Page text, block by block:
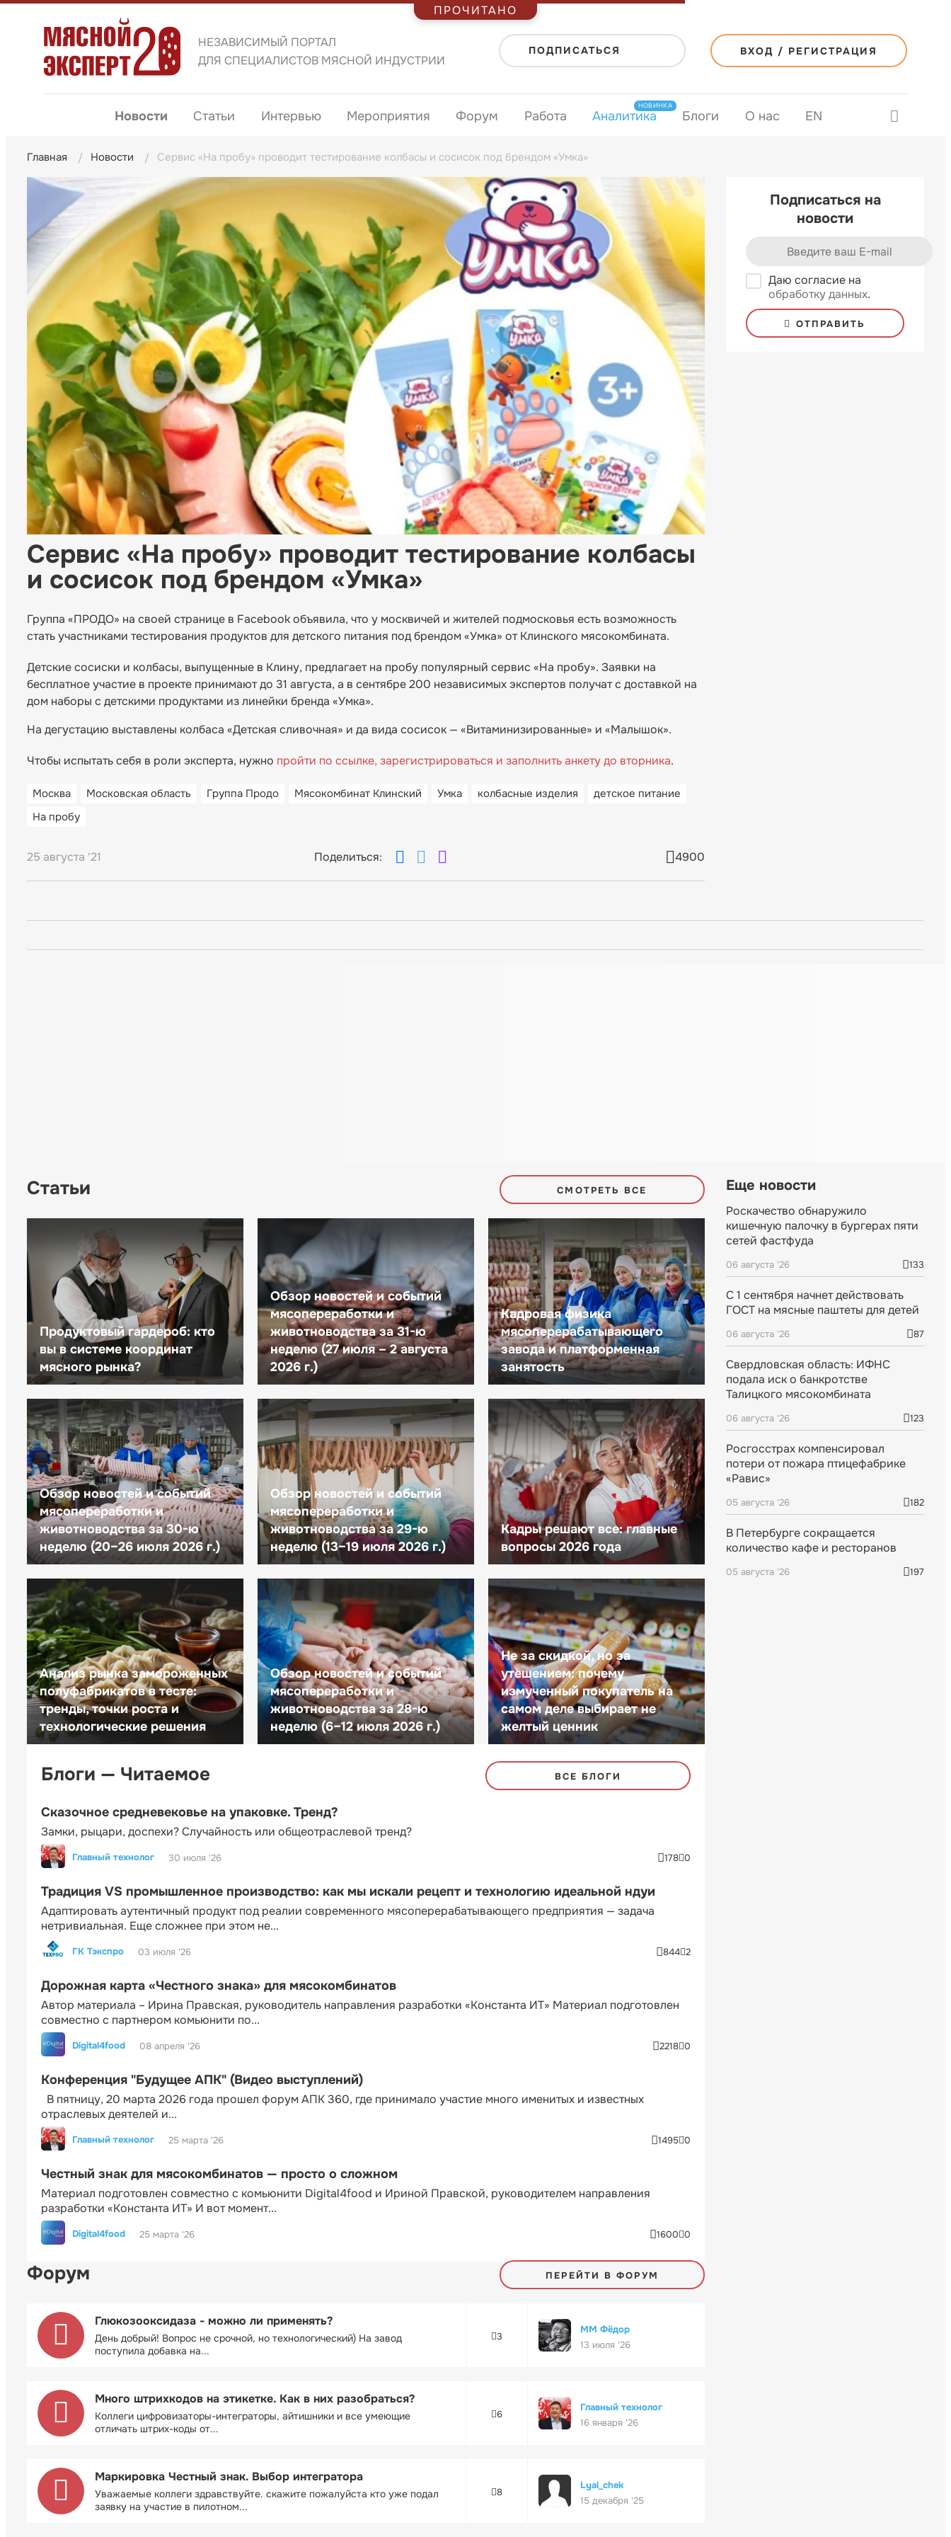
НЕЗАВИСИМЫЙ ПОРТАЛ
ДЛЯ СПЕЦИАЛИСТОВ МЯСНОЙ ИНДУСТРИИ
ПОДПИСАТЬСЯ ВХОД / РЕГИСТРАЦИЯ
Новости Статьи Интервью Мероприятия Форум Работа Аналитика
НОВИНКА
Блоги О нас EN
Главная Новости Сервис «На пробу» проводит тестирование колбасы и сосисок под брендом «Умка»
Сервис «На пробу» проводит тестирование колбасы
и сосисок под брендом «Умка»
Группа «ПРОДО» на своей странице в Facebook объявила, что у москвичей и жителей подмосковья есть возможность
стать участниками тестирования продуктов для детского питания под брендом «Умка» от Клинского мясокомбината.
Детские сосиски и колбасы, выпущенные в Клину, предлагает на пробу популярный сервис «На пробу». Заявки на
бесплатное участие в проекте принимают до 31 августа, а в сентябре 200 независимых экспертов получат с доставкой на
дом наборы с детскими продуктами из линейки бренда «Умка».
На дегустацию выставлены колбаса «Детская сливочная» и да вида сосисок — «Витаминизированные» и «Малышок».
Чтобы испытать себя в роли эксперта, нужно пройти по ссылке, зарегистрироваться и заполнить анкету до вторника.
Москва Московская область Группа Продо Мясокомбинат Клинский Умка колбасные изделия
детское питание
На пробу
25 августа '21 Поделиться: 4900
Подписаться на
новости
Даю согласие на
обработку данных.
ОТПРАВИТЬ
Статьи СМОТРЕТЬ ВСЕ
Продуктовый гардероб: кто
вы в системе координат
мясного рынка?
Обзор новостей и событий
мясопереработки и
животноводства за 31-ю
неделю (27 июля – 2 августа
2026 г.)
Кадровая физика
мясоперерабатывающего
завода и платформенная
занятость
Обзор новостей и событий
мясопереработки и
животноводства за 30-ю
неделю (20–26 июля 2026 г.)
Обзор новостей и событий
мясопереработки и
животноводства за 29-ю
неделю (13–19 июля 2026 г.)
Кадры решают все: главные
вопросы 2026 года
Анализ рынка замороженных
полуфабрикатов в тесте:
тренды, точки роста и
технологические решения
Обзор новостей и событий
мясопереработки и
животноводства за 28-ю
неделю (6–12 июля 2026 г.)
Не за скидкой, но за
утешением: почему
измученный покупатель на
самом деле выбирает не
желтый ценник
Блоги — Читаемое ВСЕ БЛОГИ
Сказочное средневековье на упаковке. Тренд?
Замки, рыцари, доспехи? Случайность или общеотраслевой тренд?
Главный технолог 30 июля '26 178 0
Традиция VS промышленное производство: как мы искали рецепт и технологию идеальной ндуи
Адаптировать аутентичный продукт под реалии современного мясоперерабатывающего предприятия — задача
нетривиальная. Еще сложнее при этом не...
ГК Тэкспро 03 июля '26 844 2
Дорожная карта «Честного знака» для мясокомбинатов
Автор материала – Ирина Правская, руководитель направления разработки «Константа ИТ» Материал подготовлен
совместно с партнером комьюнити по...
Digital4food 08 апреля '26 2218 0
Конференция "Будущее АПК" (Видео выступлений)
В пятницу, 20 марта 2026 года прошел форум АПК 360, где принимало участие много именитых и известных
отраслевых деятелей и...
Главный технолог 25 марта '26 1495 0
Честный знак для мясокомбинатов — просто о сложном
Материал подготовлен совместно с комьюнити Digital4food и Ириной Правской, руководителем направления
разработки «Константа ИТ» И вот момент...
Digital4food 25 марта '26 1600 0
Форум ПЕРЕЙТИ В ФОРУМ
Глюкозооксидаза - можно ли применять?
День добрый! Вопрос не срочной, но технологический) На завод
поступила добавка на...
3
ММ Фёдор
13 июля '26
Много штрихкодов на этикетке. Как в них разобраться?
Коллеги цифровизаторы-интеграторы, айтишники и все умеющие
отличать штрих-коды от...
6
Главный технолог
16 января '26
Маркировка Честный знак. Выбор интегратора
Уважаемые коллеги здравствуйте. скажите пожалуйста кто уже подал
заявку на участие в пилотном...
8
Lyal_chek
15 декабря '25
Еще новости
Роскачество обнаружило
кишечную палочку в бургерах пяти
сетей фастфуда
06 августа '26 133
С 1 сентября начнет действовать
ГОСТ на мясные паштеты для детей
06 августа '26 87
Свердловская область: ИФНС
подала иск о банкротстве
Талицкого мясокомбината
06 августа '26 123
Росгосстрах компенсировал
потери от пожара птицефабрике
«Равис»
05 августа '26 182
В Петербурге сокращается
количество кафе и ресторанов
05 августа '26 197
ПРОЧИТАНО